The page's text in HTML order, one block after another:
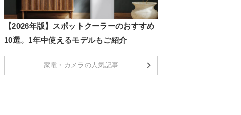
【2026年版】スポットクーラーのおすすめ
10選。1年中使えるモデルもご紹介
家電・カメラの人気記事